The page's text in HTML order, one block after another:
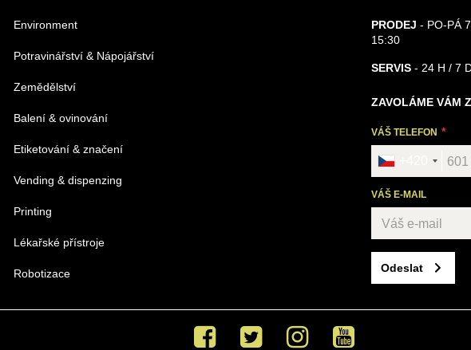
Environment
Potravinářství & Nápojářství
Zemědělství
Balení & ovinování
Etiketování & značení
Vending & dispenzing
Printing
Lékařské přístroje
Robotizace
PRODEJ - PO-PÁ
15:30
SERVIS - 24 H / 7
ZAVOLÁME VÁM
VÁŠ TELEFON
VÁŠ E-MAIL
Odeslat
Facebook Twitter Instagram Youtube